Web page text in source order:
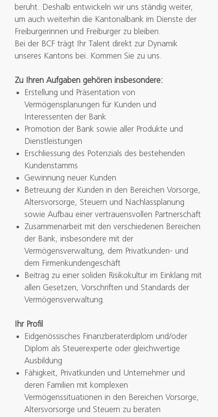
beruht. Deshalb entwickeln wir uns ständig weiter,
um auch weiterhin die Kantonalbank im Dienste der
Freiburgerinnen und Freiburger zu bleiben.
Bei der BCF trägt Ihr Talent direkt zur Dynamik
unseres Kantons bei. Kommen Sie zu uns.
Zu Ihren Aufgaben gehören insbesondere:
Erstellung und Präsentation von
Vermögensplanungen für Kunden und
Interessenten der Bank
Promotion der Bank sowie aller Produkte und
Dienstleistungen
Erschliessung des Potenzials des bestehenden
Kundenstamms
Gewinnung neuer Kunden
Betreuung der Kunden in den Bereichen Vorsorge,
Altersvorsorge, Steuern und Nachlassplanung
sowie Aufbau einer vertrauensvollen Partnerschaft
Zusammenarbeit mit den verschiedenen Bereichen
der Bank, insbesondere mit der
Vermögensverwaltung, dem Privatkunden- und
dem Firmenkundengeschäft
Beitrag zu einer soliden Risikokultur im Einklang mit
allen Gesetzen, Vorschriften und Standards der
Vermögensverwaltung.
Ihr Profil
Eidgenössisches Finanzberaterdiplom und/oder
Diplom als Steuerexperte oder gleichwertige
Ausbildung
Fähigkeit, Privatkunden und Unternehmer und
deren Familien mit komplexen
Vermögenssituationen in den Bereichen Vorsorge,
Altersvorsorge und Steuern zu beraten